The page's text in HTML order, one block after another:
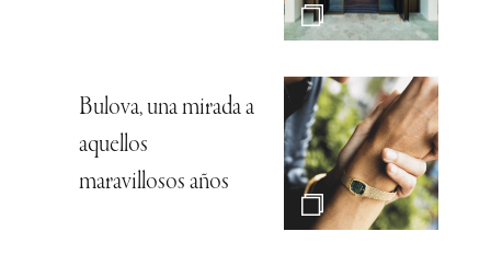
Bulova, una mirada a
aquellos
maravillosos años